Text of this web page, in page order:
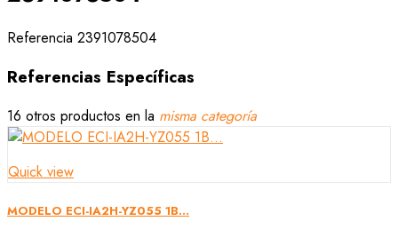
Referencia 2391078504
Referencias Específicas
16 otros productos en la misma categoría
Quick view
MODELO ECI-IA2H-YZ055 1B...